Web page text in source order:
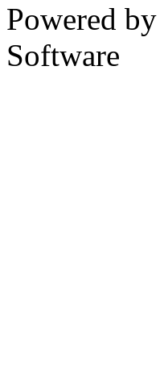
Powered by
Software